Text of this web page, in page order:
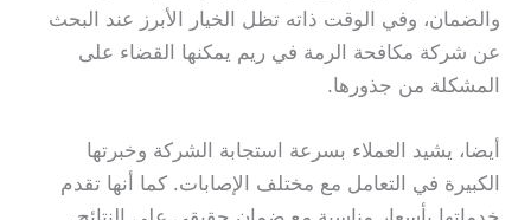
والضمان، وفي الوقت ذاته تظل الخيار الأبرز عند البحث
عن شركة مكافحة الرمة في ريم يمكنها القضاء على
المشكلة من جذورها.
أيضا، يشيد العملاء بسرعة استجابة الشركة وخبرتها
الكبيرة في التعامل مع مختلف الإصابات. كما أنها تقدم